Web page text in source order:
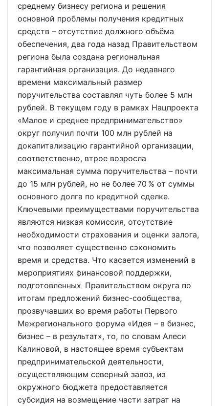
среднему бизнесу региона и решения
основной проблемы получения кредитных
средств – отсутствие должного объёма
обеспечения, два года назад Правительством
региона была создана региональная
гарантийная организация. До недавнего
времени максимальный размер
поручительства составлял чуть более 5 млн
рублей. В текущем году в рамках Нацпроекта
«Малое и среднее предпринимательство»
округ получил почти 100 млн рублей на
докапитализацию гарантийной организации,
соответственно, втрое возросла
максимальная сумма поручительства – почти
до 15 млн рублей, но не более 70 % от суммы
основного долга по кредитной сделке.
Ключевыми преимуществами поручительства
являются низкая комиссия, отсутствие
необходимости страхования и оценки залога,
что позволяет существенно сэкономить
время и средства. Что касается изменений в
мероприятиях финансовой поддержки,
подготовленных Правительством округа по
итогам предложений бизнес-сообщества,
прозвучавших во время работы Первого
Межрегионального форума «Идея – в бизнес,
бизнес – в результат», то, по словам Алеси
Калиновой, в настоящее время субъектам
предпринимательской деятельности,
осуществляющим северный завоз, из
окружного бюджета предоставляется
субсидия на возмещение части затрат на